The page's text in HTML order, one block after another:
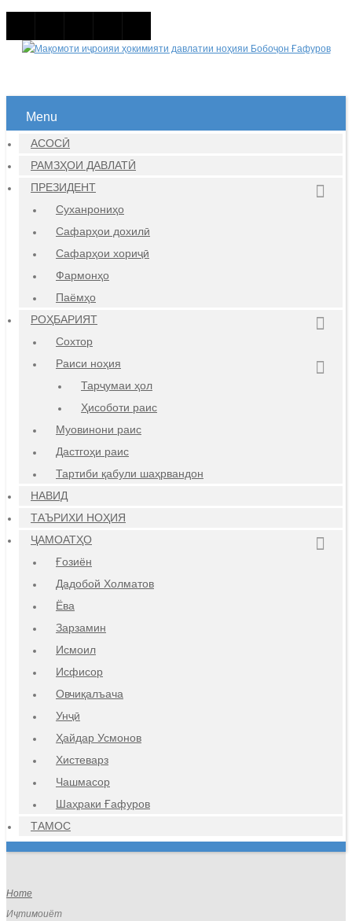
Menu
АСОСӢ
РАМЗҲОИ ДАВЛАТӢ
ПРЕЗИДЕНТ
Суханрониҳо
Сафарҳои дохилӣ
Сафарҳои хориҷӣ
Фармонҳо
Паёмҳо
РОҲБАРИЯТ
Сохтор
Раиси ноҳия
Тарҷумаи ҳол
Ҳисоботи раис
Муовинони раис
Дастгоҳи раис
Тартиби қабули шаҳрвандон
НАВИД
ТАЪРИХИ НОҲИЯ
ҶАМОАТҲО
Ғозиён
Дадобой Холматов
Ёва
Зарзамин
Исмоил
Исфисор
Овчиқалъача
Унҷӣ
Ҳайдар Усмонов
Хистеварз
Чашмасор
Шаҳраки Ғафуров
ТАМОС
Home
Иҷтимоиёт